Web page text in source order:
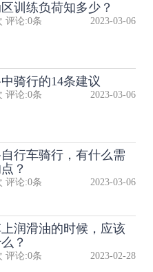
训练负荷知多少？
评论:0条 2023-03-06
骑行的14条建议
评论:0条 2023-03-06
行车骑行，有什么需
？
评论:0条 2023-03-06
润滑油的时候，应该
？
评论:0条 2023-02-28